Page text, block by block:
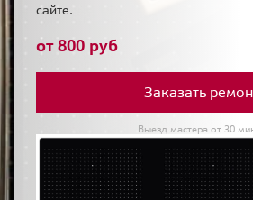
сайте.
от 800 руб
Заказать
Выезд мастера от 30